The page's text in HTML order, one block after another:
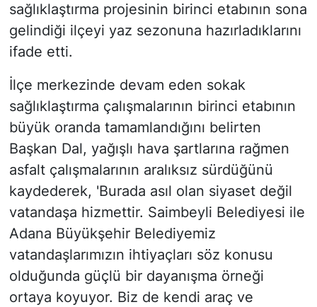
sağlıklaştırma projesinin birinci etabının sona
gelindiği ilçeyi yaz sezonuna hazırladıklarını
ifade etti.
İlçe merkezinde devam eden sokak
sağlıklaştırma çalışmalarının birinci etabının
büyük oranda tamamlandığını belirten
Başkan Dal, yağışlı hava şartlarına rağmen
asfalt çalışmalarının aralıksız sürdüğünü
kaydederek, 'Burada asıl olan siyaset değil
vatandaşa hizmettir. Saimbeyli Belediyesi ile
Adana Büyükşehir Belediyemiz
vatandaşlarımızın ihtiyaçları söz konusu
olduğunda güçlü bir dayanışma örneği
ortaya koyuyor. Biz de kendi araç ve